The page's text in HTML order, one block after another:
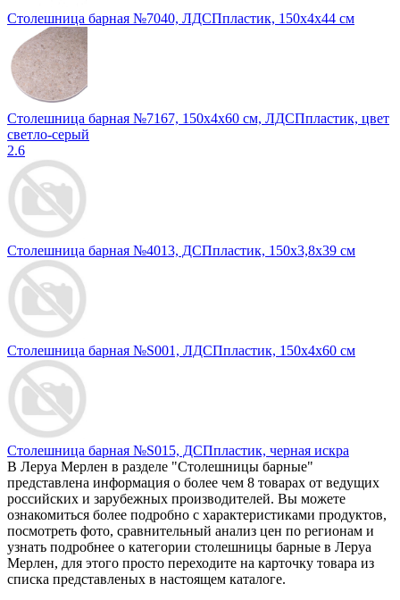
Столешница барная №7040, ЛДСПпластик, 150х4х44 см
Столешница барная №7167, 150х4х60 см, ЛДСПпластик, цвет
светло-серый
2.6
Столешница барная №4013, ДСПпластик, 150x3,8x39 см
Столешница барная №S001, ЛДСПпластик, 150х4х60 см
Столешница барная №S015, ДСПпластик, черная искра
В Леруа Мерлен в разделе "Столешницы барные"
представлена информация о более чем 8 товарах от ведущих
российских и зарубежных производителей. Вы можете
ознакомиться более подробно c характеристиками продуктов,
посмотреть фото, сравнительный анализ цен по регионам и
узнать подробнее о категории столешницы барные в Леруа
Мерлен, для этого просто переходите на карточку товара из
списка представленых в настоящем каталоге.